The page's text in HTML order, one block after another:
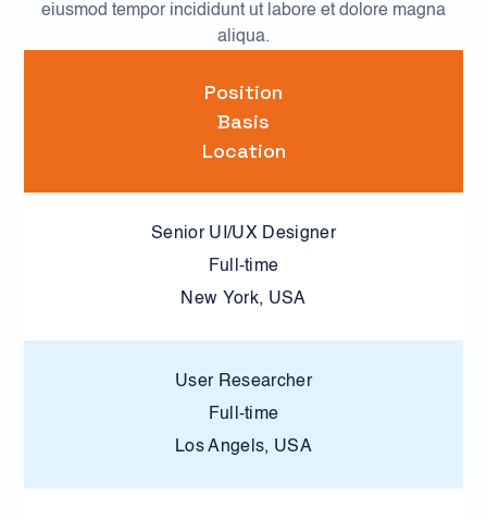
eiusmod tempor incididunt ut labore et dolore magna
aliqua.
Position
Basis
Location
Senior UI/UX Designer
Full-time
New York, USA
User Researcher
Full-time
Los Angels, USA